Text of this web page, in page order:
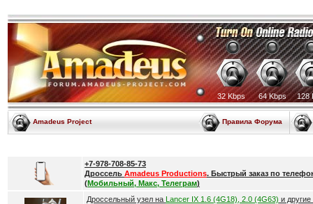
32 Kbps 64 Kbps 128
Amadeus Project Правила Форума
+7-978-708-85-73
Дроссель Amadeus Productions. Быстрый заказ по
(Мобильный, Макс, Телеграм)
Дроссельный узел на Lancer IX 1.6 (4G18), 2.0 (4G63) и